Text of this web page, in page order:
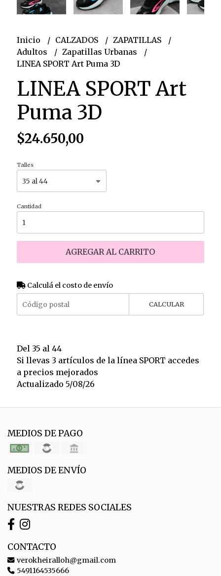
Inicio CALZADOS
ZAPATILLAS
Adultos
Zapatillas Urbanas
LINEA SPORT Art Puma 3D
LINEA SPORT Art
Puma 3D
$24.650,00
Talles
Cantidad
AGREGAR AL CARRITO
Calculá el costo de envío
CALCULAR
Del 35 al 44
Si llevas 3 artículos de la línea SPORT accedes
a precios mejorados
Actualizado 5/08/26
MEDIOS DE PAGO
MEDIOS DE ENVÍO
NUESTRAS REDES SOCIALES
CONTACTO
verokheiralloh@gmail.com
5491164535666